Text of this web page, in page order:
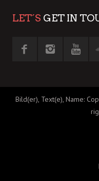
LET´S GET IN
Bild(er), Text(e), Name: